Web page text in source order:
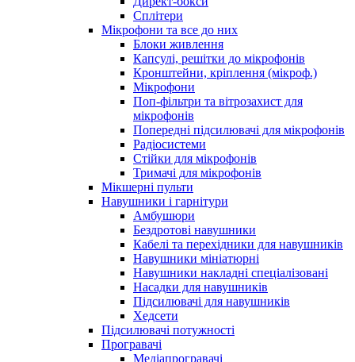
Сплітери
Мікрофони та все до них
Блоки живлення
Капсулі, решітки до мікрофонів
Кронштейни, кріплення (мікроф.)
Мікрофони
Поп-фільтри та вітрозахист для
мікрофонів
Попередні підсилювачі для мікрофонів
Радіосистеми
Стійки для мікрофонів
Тримачі для мікрофонів
Мікшерні пульти
Навушники і гарнітури
Амбушюри
Бездротові навушники
Кабелі та перехідники для навушників
Навушники мініатюрні
Навушники накладні спеціалізовані
Насадки для навушників
Підсилювачі для навушників
Хедсети
Підсилювачі потужності
Програвачі
Медіапрогравачі